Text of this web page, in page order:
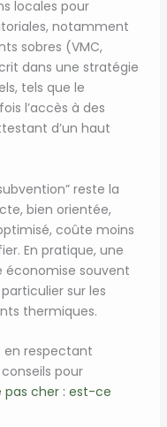
locales pour
notamment
sobres (VMC,
dans une stratégie
tels que le
l’accès à des
d’un haut
reste la
bien orientée,
coûte moins
En pratique, une
souvent
sur les
thermiques.
respectant
pour
pas cher : est-ce